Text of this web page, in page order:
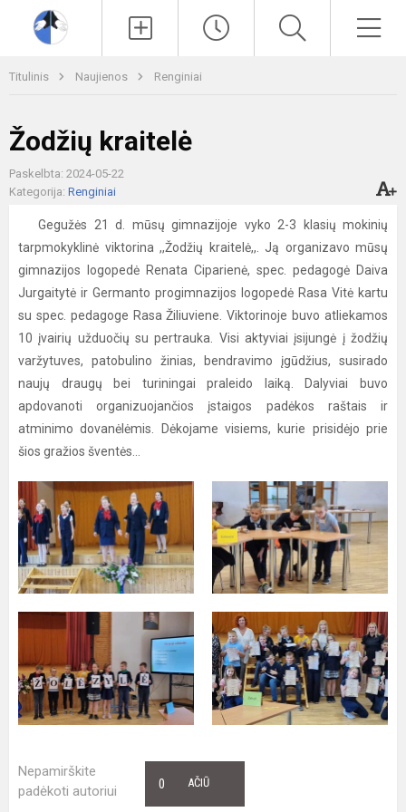
Titulinis Naujienos Renginiai
Žodžių kraitelė
Paskelbta: 2024-05-22
Kategorija: Renginiai
Gegužės 21 d. mūsų gimnazijoje vyko 2-3 klasių mokinių
tarpmokyklinė viktorina ,,Žodžių kraitelė,,. Ją organizavo mūsų
gimnazijos logopedė Renata Ciparienė, spec. pedagogė Daiva
Jurgaitytė ir Germanto progimnazijos logopedė Rasa Vitė kartu
su spec. pedagoge Rasa Žiliuviene. Viktorinoje buvo atliekamos
10 įvairių užduočių su pertrauka. Visi aktyviai įsijungė į žodžių
varžytuves, patobulino žinias, bendravimo įgūdžius, susirado
naujų draugų bei turiningai praleido laiką. Dalyviai buvo
apdovanoti organizuojančios įstaigos padėkos raštais ir
atminimo dovanėlėmis. Dėkojame visiems, kurie prisidėjo prie
šios gražios šventės...
Nepamirškite
padėkoti autoriui
AČIŪ
0